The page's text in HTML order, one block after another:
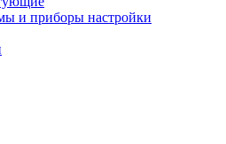
и приборы настройки